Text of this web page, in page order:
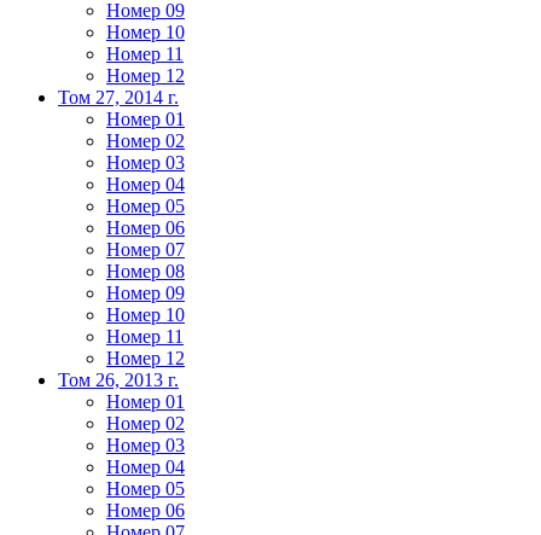
Номер 09
Номер 10
Номер 11
Номер 12
Том 27, 2014 г.
Номер 01
Номер 02
Номер 03
Номер 04
Номер 05
Номер 06
Номер 07
Номер 08
Номер 09
Номер 10
Номер 11
Номер 12
Том 26, 2013 г.
Номер 01
Номер 02
Номер 03
Номер 04
Номер 05
Номер 06